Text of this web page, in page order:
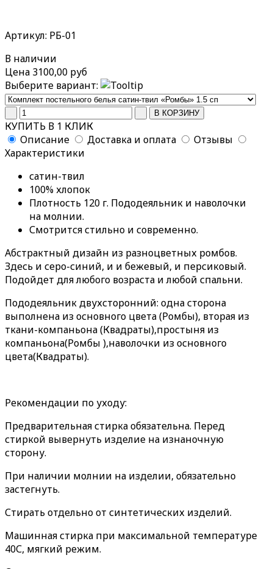
Артикул: РБ-01
В наличии
Цена 3100,00 руб
Выберите вариант:
КУПИТЬ В 1 КЛИК
Описание
Доставка и оплата
Отзывы
Характеристики
сатин-твил
100% хлопок
Плотность 120 г. Пододеяльник и наволочки
на молнии.
Смотрится стильно и современно.
Абстрактный дизайн из разноцветных ромбов.
Здесь и серо-синий, и и бежевый, и персиковый.
Подойдет для любого возраста и любой спальни.
Пододеяльник двухсторонний: одна сторона
выполнена из основного цвета (Ромбы), вторая из
ткани-компаньона (Квадраты),простыня из
компаньона(Ромбы ),наволочки из основного
цвета(Квадраты).
Рекомендации по уходу:
Предварительная стирка обязательна. Перед
стиркой вывернуть изделие на изнаночную
сторону.
При наличии молнии на изделии, обязательно
застегнуть.
Стирать отдельно от синтетических изделий.
Машинная стирка при максимальной температуре
40С, мягкий режим.